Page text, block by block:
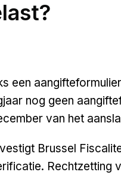
een
nog geen
van het
Brussel
Rechtzetting